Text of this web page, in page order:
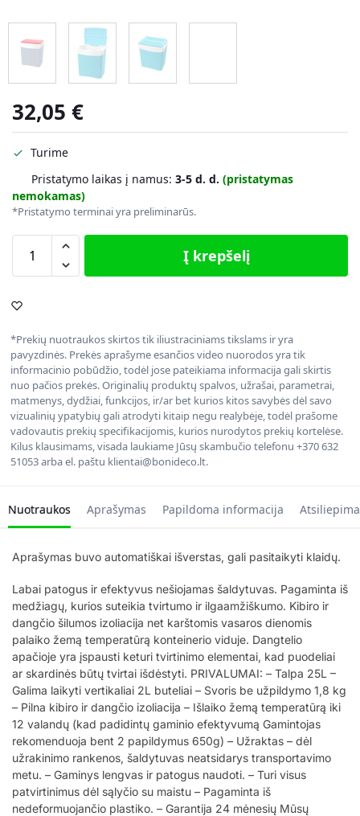
32,05 €
Turime
Pristatymo laikas į namus: 3-5 d. d. (pristatymas
nemokamas)
*Pristatymo terminai yra preliminarūs.
Į krepšelį
*Prekių nuotraukos skirtos tik iliustraciniams tikslams ir yra
pavyzdinės. Prekės aprašyme esančios video nuorodos yra tik
informacinio pobūdžio, todėl jose pateikiama informacija gali skirtis
nuo pačios prekės. Originalių produktų spalvos, užrašai, parametrai,
matmenys, dydžiai, funkcijos, ir/ar bet kurios kitos savybės dėl savo
vizualinių ypatybių gali atrodyti kitaip negu realybėje, todėl prašome
vadovautis prekių specifikacijomis, kurios nurodytos prekių kortelėse.
Kilus klausimams, visada laukiame Jūsų skambučio telefonu +370 632
51053 arba el. paštu klientai@bonideco.lt.
Nuotraukos Aprašymas Papildoma informacija
Aprašymas buvo automatiškai išverstas, gali pasitaikyti klaidų.
Labai patogus ir efektyvus nešiojamas šaldytuvas. Pagaminta iš
medžiagų, kurios suteikia tvirtumo ir ilgaamžiškumo. Kibiro ir
dangčio šilumos izoliacija net karštomis vasaros dienomis
palaiko žemą temperatūrą konteinerio viduje. Dangtelio
apačioje yra įspausti keturi tvirtinimo elementai, kad puodeliai
ar skardinės būtų tvirtai išdėstyti. PRIVALUMAI: – Talpa 25L –
Galima laikyti vertikaliai 2L buteliai – Svoris be užpildymo 1,8 kg
– Pilna kibiro ir dangčio izoliacija – Išlaiko žemą temperatūrą iki
12 valandų (kad padidintų gaminio efektyvumą Gamintojas
rekomenduoja bent 2 papildymus 650g) – Užraktas – dėl
užrakinimo rankenos, šaldytuvas neatsidarys transportavimo
metu. – Gaminys lengvas ir patogus naudoti. – Turi visus
patvirtinimus dėl sąlyčio su maistu – Pagaminta iš
nedeformuojančio plastiko. – Garantija 24 mėnesių Mūsų